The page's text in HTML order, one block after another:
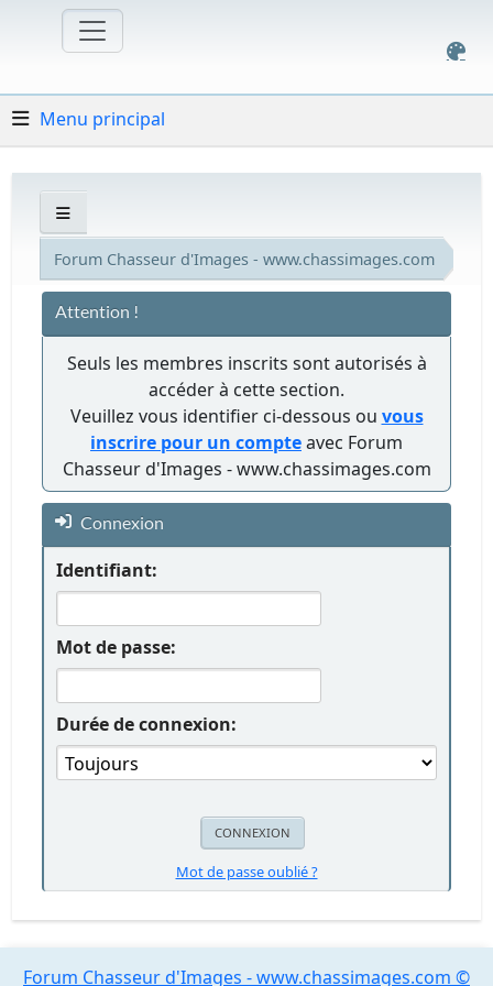
Menu principal
Forum Chasseur d'Images - www.chassimages.com
Attention !
Seuls les membres inscrits sont autorisés à
accéder à cette section.
Veuillez vous identifier ci-dessous ou vous
inscrire pour un compteavec Forum
Chasseur d'Images - www.chassimages.com
Connexion
Identifiant:
Mot de passe:
Durée de connexion:
Mot de passe oublié ?
Forum Chasseur d'Images - www.chassimages.com ©